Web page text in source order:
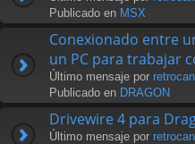
Publicado en MSX
Conexionado entre
un PC para trabajar
Último mensaje por
Publicado en DRAGON
Drivewire 4 para
Último mensaje por